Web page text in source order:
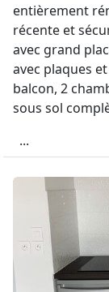
entièrement
récente et
avec grand
avec plaques
balcon, 2
sous sol
...